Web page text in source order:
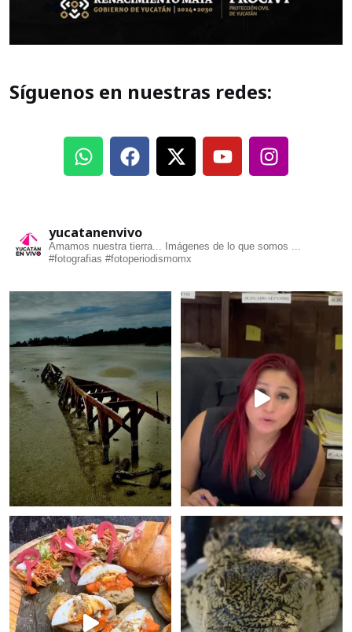
Síguenos en nuestras redes:
yucatanenvivo
Amamos nuestra tierra... Imágenes de lo que somos ...
#fotografias #fotoperiodismomx